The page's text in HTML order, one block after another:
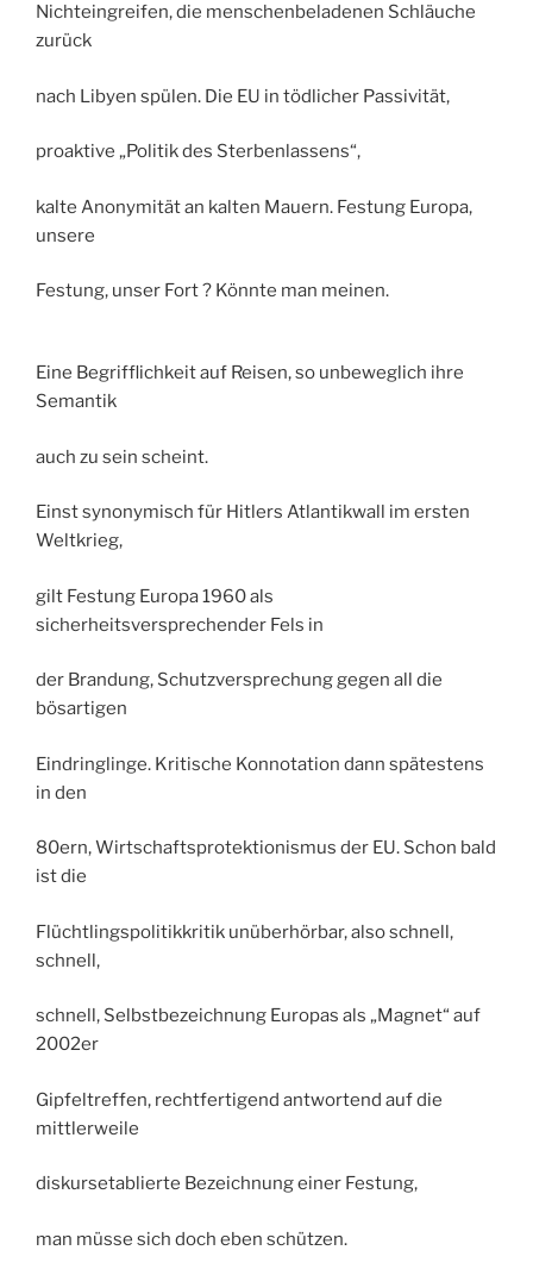
Nichteingreifen, die menschenbeladenen Schläuche
zurück
nach Libyen spülen. Die EU in tödlicher Passivität,
proaktive „Politik des Sterbenlassens“,
kalte Anonymität an kalten Mauern. Festung Europa,
unsere
Festung, unser Fort ? Könnte man meinen.
Eine Begrifflichkeit auf Reisen, so unbeweglich ihre
Semantik
auch zu sein scheint.
Einst synonymisch für Hitlers Atlantikwall im ersten
Weltkrieg,
gilt Festung Europa 1960 als
sicherheitsversprechender Fels in
der Brandung, Schutzversprechung gegen all die
bösartigen
Eindringlinge. Kritische Konnotation dann spätestens
in den
80ern, Wirtschaftsprotektionismus der EU. Schon bald
ist die
Flüchtlingspolitikkritik unüberhörbar, also schnell,
schnell,
schnell, Selbstbezeichnung Europas als „Magnet“ auf
2002er
Gipfeltreffen, rechtfertigend antwortend auf die
mittlerweile
diskursetablierte Bezeichnung einer Festung,
man müsse sich doch eben schützen.